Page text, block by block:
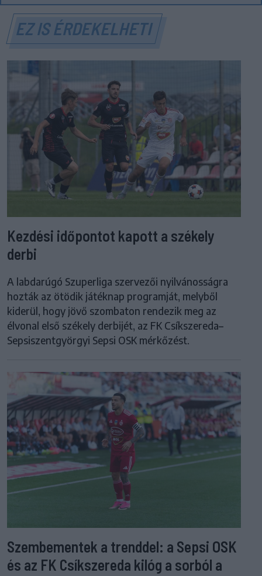
EZ IS ÉRDEKELHETI
Kezdési időpontot kapott a székely
derbi
A labdarúgó Szuperliga szervezői nyilvánosságra
hozták az ötödik játéknap programját, melyből
kiderül, hogy jövő szombaton rendezik meg az
élvonal első székely derbijét, az FK Csíkszereda–
Sepsiszentgyörgyi Sepsi OSK mérkőzést.
Szembementek a trenddel: a Sepsi OSK
és az FK Csíkszereda kilóg a sorból a